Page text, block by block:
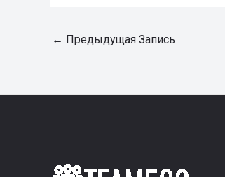
← Предыдущая Запись